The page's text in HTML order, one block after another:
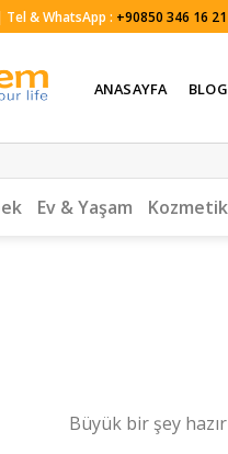
Tel & WhatsApp : +90850 346 16 21
ANASAYFA BLOG
Ev & Yaşam Kozmetik
Büyük bir şey